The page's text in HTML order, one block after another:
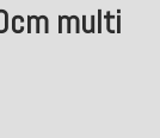
multi